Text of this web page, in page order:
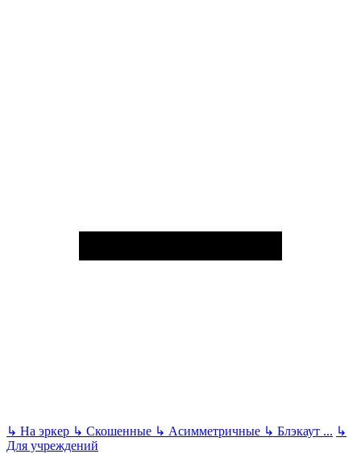
↳ На эркер ↳ Скошенные ↳ Асимметричные ↳ Блэкаут ... ↳
Для учреждений